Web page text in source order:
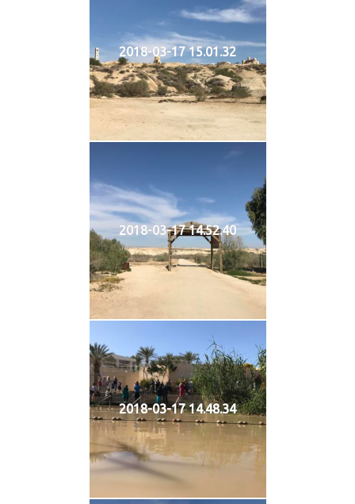
2018-03-17 15.01.32
2018-03-17 14.52.40
2018-03-17 14.48.34